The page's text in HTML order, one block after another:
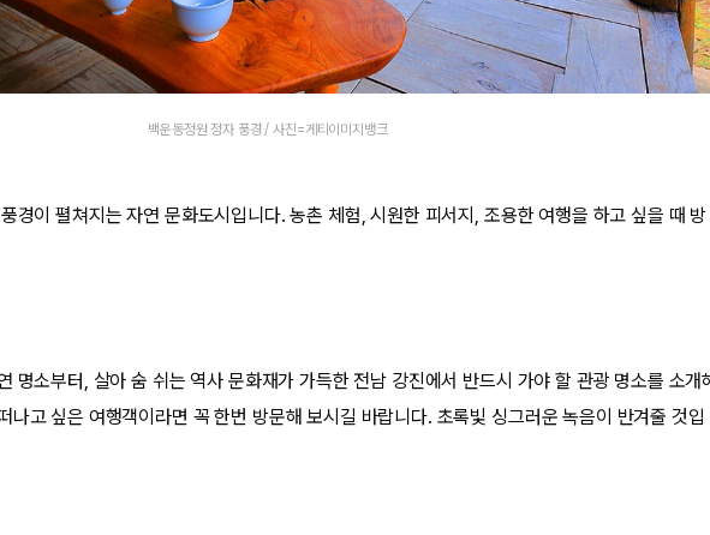
백운동정원 정자 풍경 / 사진=게티이미지뱅크
경이 펼쳐지는 자연 문화도시입니다. 농촌 체험, 시원한 피서지, 조용한 여행을 하고 싶을 때 방
명소부터, 살아 숨 쉬는 역사 문화재가 가득한 전남 강진에서 반드시 가야 할 관광 명소를 소개
나고 싶은 여행객이라면 꼭 한번 방문해 보시길 바랍니다. 초록빛 싱그러운 녹음이 반겨줄 것입